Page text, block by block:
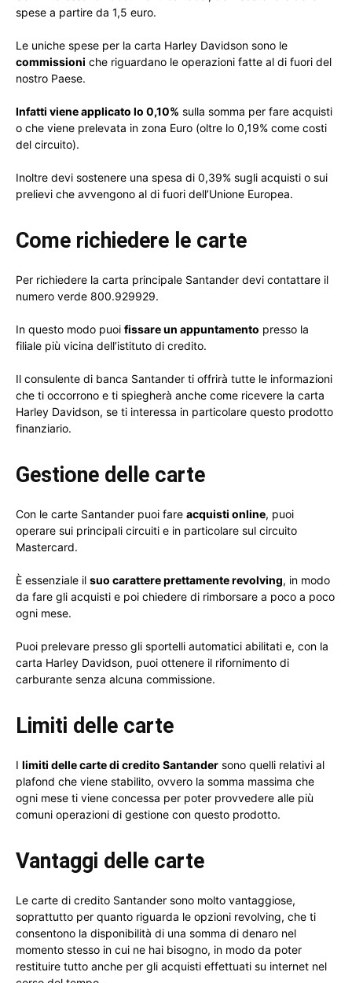
spese a partire da 1,5 euro.
Le uniche spese per la carta Harley Davidson sono le
commissioni che riguardano le operazioni fatte al di fuori del
nostro Paese.
Infatti viene applicato lo 0,10% sulla somma per fare acquisti
o che viene prelevata in zona Euro (oltre lo 0,19% come costi
del circuito).
Inoltre devi sostenere una spesa di 0,39% sugli acquisti o sui
prelievi che avvengono al di fuori dell’Unione Europea.
Come richiedere le carte
Per richiedere la carta principale Santander devi contattare il
numero verde 800.929929.
In questo modo puoi fissare un appuntamento presso la
filiale più vicina dell’istituto di credito.
Il consulente di banca Santander ti offrirà tutte le informazioni
che ti occorrono e ti spiegherà anche come ricevere la carta
Harley Davidson, se ti interessa in particolare questo prodotto
finanziario.
Gestione delle carte
Con le carte Santander puoi fare acquisti online, puoi
operare sui principali circuiti e in particolare sul circuito
Mastercard.
È essenziale il suo carattere prettamente revolving, in modo
da fare gli acquisti e poi chiedere di rimborsare a poco a poco
ogni mese.
Puoi prelevare presso gli sportelli automatici abilitati e, con la
carta Harley Davidson, puoi ottenere il rifornimento di
carburante senza alcuna commissione.
Limiti delle carte
I limiti delle carte di credito Santander sono quelli relativi al
plafond che viene stabilito, ovvero la somma massima che
ogni mese ti viene concessa per poter provvedere alle più
comuni operazioni di gestione con questo prodotto.
Vantaggi delle carte
Le carte di credito Santander sono molto vantaggiose,
soprattutto per quanto riguarda le opzioni revolving, che ti
consentono la disponibilità di una somma di denaro nel
momento stesso in cui ne hai bisogno, in modo da poter
restituire tutto anche per gli acquisti effettuati su internet nel